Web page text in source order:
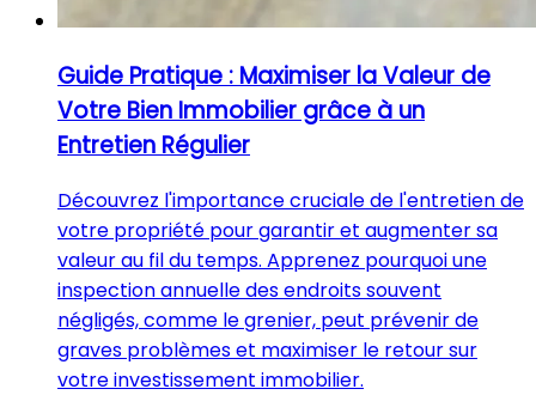
Guide Pratique : Maximiser la Valeur de
Votre Bien Immobilier grâce à un
Entretien Régulier
Découvrez l'importance cruciale de l'entretien de
votre propriété pour garantir et augmenter sa
valeur au fil du temps. Apprenez pourquoi une
inspection annuelle des endroits souvent
négligés, comme le grenier, peut prévenir de
graves problèmes et maximiser le retour sur
votre investissement immobilier.